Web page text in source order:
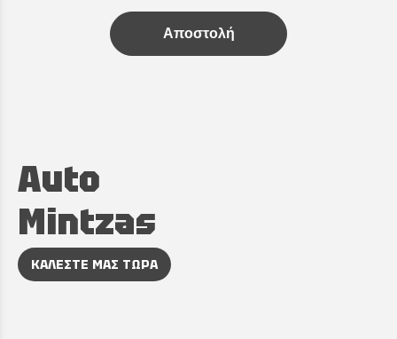
Αποστολή
Auto
Mintzas
ΚΑΛΕΣΤΕ ΜΑΣ ΤΩΡΑ